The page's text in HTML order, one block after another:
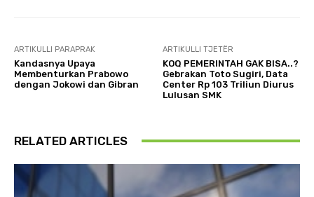
ARTIKULLI PARAPRAK
Kandasnya Upaya
Membenturkan Prabowo
dengan Jokowi dan Gibran
ARTIKULLI TJETËR
KOQ PEMERINTAH GAK BISA..?
Gebrakan Toto Sugiri, Data
Center Rp 103 Triliun Diurus
Lulusan SMK
RELATED ARTICLES